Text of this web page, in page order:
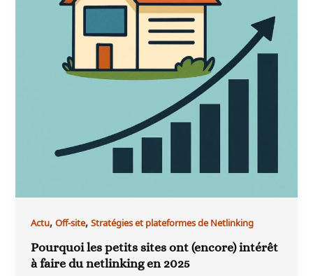
Actu,Off-site,Stratégies et plateformes de Netlinking
Pourquoi les petits sites ont (encore) intérêt
à faire du netlinking en 2025